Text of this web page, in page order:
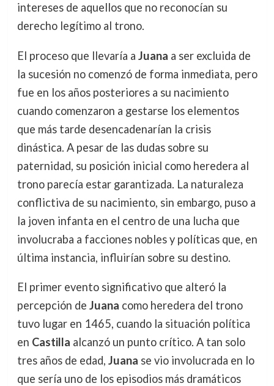
intereses de aquellos que no reconocían su
derecho legítimo al trono.
El proceso que llevaría a Juana a ser excluida de
la sucesión no comenzó de forma inmediata, pero
fue en los años posteriores a su nacimiento
cuando comenzaron a gestarse los elementos
que más tarde desencadenarían la crisis
dinástica. A pesar de las dudas sobre su
paternidad, su posición inicial como heredera al
trono parecía estar garantizada. La naturaleza
conflictiva de su nacimiento, sin embargo, puso a
la joven infanta en el centro de una lucha que
involucraba a facciones nobles y políticas que, en
última instancia, influirían sobre su destino.
El primer evento significativo que alteró la
percepción de Juana como heredera del trono
tuvo lugar en 1465, cuando la situación política
en Castilla alcanzó un punto crítico. A tan solo
tres años de edad, Juana se vio involucrada en lo
que sería uno de los episodios más dramáticos